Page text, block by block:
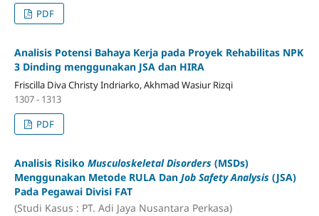
PDF
Analisis Potensi Bahaya Kerja pada Proyek Rehabilitas NPK
3 Dinding menggunakan JSA dan HIRA
Friscilla Diva Christy Indriarko, Akhmad Wasiur Rizqi
1307 - 1313
PDF
Analisis Risiko Musculoskeletal Disorders (MSDs)
Menggunakan Metode RULA Dan Job Safety Analysis (JSA)
Pada Pegawai Divisi FAT
(Studi Kasus : PT. Adi Jaya Nusantara Perkasa)